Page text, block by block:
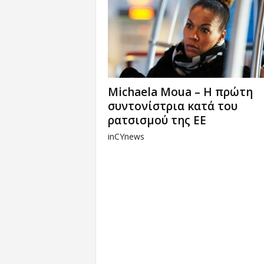
Michaela Moua – Η πρώτη
συντονίστρια κατά του
ρατσισμού της ΕΕ
inCYnews